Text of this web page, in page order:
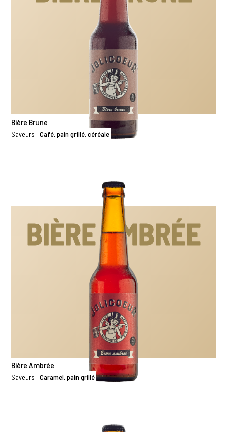
Bière Brune
Saveurs :Café, pain grillé, céréale
BIÈRE AMBRÉE
Bière Ambrée
Saveurs :Caramel, pain grillé